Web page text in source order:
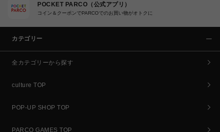
POCKET PARCO（公式アプリ）
コイン＆クーポンでPARCOでのお買い物がオトクに
カテゴリー
全カテゴリーから探す
culture TOP
POP-UP SHOP TOP
PARCO GAMES TOP